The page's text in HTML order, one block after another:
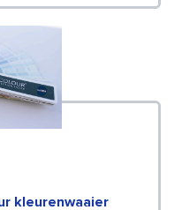
kleurenwaaier